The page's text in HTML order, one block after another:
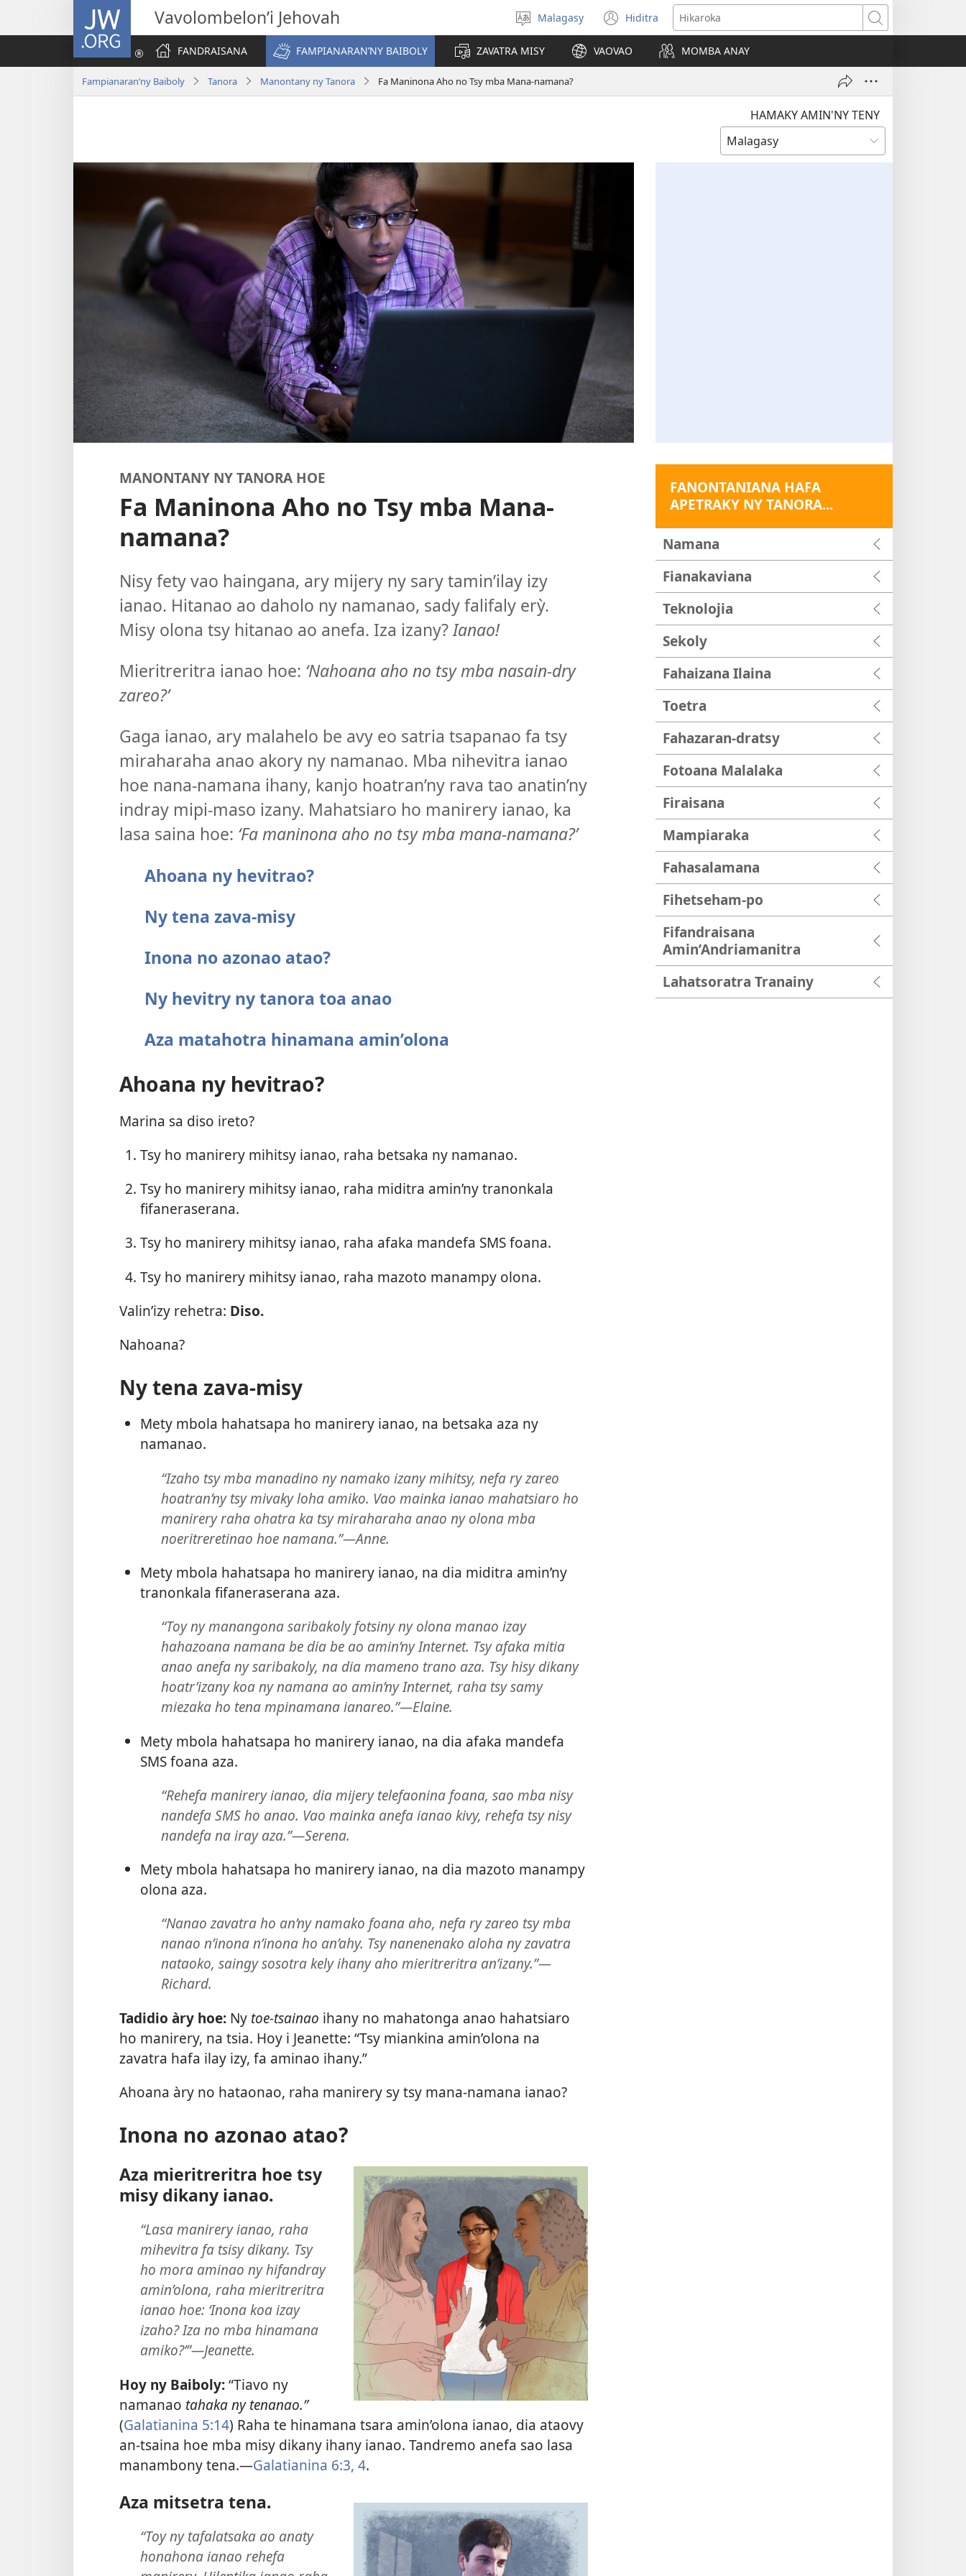
JW.ORG Vavolombelon’i Jehovah
Hifidy
fiteny
Malagasy Hiditra
(manokatra
rohy)
Hikaroka
FANDRAISANA
FAMPIANARAN’NY BAIBOLY ZAVATRA MISY VAOVAO MOMBA ANAY
Fampianaran’ny Baiboly Tanora Manontany ny Tanora Fa Maninona Aho no Tsy mba Mana-namana?
HAMAKY AMIN'NY TENY
MANONTANY NY TANORA HOE
Fa Maninona Aho no Tsy mba Mana-
namana?
Nisy fety vao haingana, ary mijery ny sary tamin’ilay izy
ianao. Hitanao ao daholo ny namanao, sady falifaly erỳ.
Misy olona tsy hitanao ao anefa. Iza izany?Ianao!
Mieritreritra ianao hoe: ‘Nahoana aho no tsy mba nasain-dry
zareo?’
Gaga ianao, ary malahelo be avy eo satria tsapanao fa tsy
miraharaha anao akory ny namanao. Mba nihevitra ianao
hoe nana-namana ihany, kanjo hoatran’ny rava tao anatin’ny
indray mipi-maso izany. Mahatsiaro ho manirery ianao, ka
lasa saina hoe: ‘Fa maninona aho no tsy mba mana-namana?’
Ahoana ny hevitrao?
Ny tena zava-misy
Inona no azonao atao?
Ny hevitry ny tanora toa anao
Aza matahotra hinamana amin’olona
Ahoana ny hevitrao?
Marina sa diso ireto?
Tsy ho manirery mihitsy ianao, raha betsaka ny namanao.
Tsy ho manirery mihitsy ianao, raha miditra amin’ny tranonkala
fifaneraserana.
Tsy ho manirery mihitsy ianao, raha afaka mandefa SMS foana.
Tsy ho manirery mihitsy ianao, raha mazoto manampy olona.
Valin’izy rehetra: Diso.
Nahoana?
Ny tena zava-misy
Mety mbola hahatsapa ho manirery ianao, na betsaka aza ny
namanao.
“Izaho tsy mba manadino ny namako izany mihitsy, nefa ry zareo
hoatran’ny tsy mivaky loha amiko. Vao mainka ianao mahatsiaro ho
manirery raha ohatra ka tsy miraharaha anao ny olona mba
noeritreretinao hoe namana.”—Anne.
Mety mbola hahatsapa ho manirery ianao, na dia miditra amin’ny
tranonkala fifaneraserana aza.
“Toy ny manangona saribakoly fotsiny ny olona manao izay
hahazoana namana be dia be ao amin’ny Internet. Tsy afaka mitia
anao anefa ny saribakoly, na dia mameno trano aza. Tsy hisy dikany
hoatr’izany koa ny namana ao amin’ny Internet, raha tsy samy
miezaka ho tena mpinamana ianareo.”—Elaine.
Mety mbola hahatsapa ho manirery ianao, na dia afaka mandefa
SMS foana aza.
“Rehefa manirery ianao, dia mijery telefaonina foana, sao mba nisy
nandefa SMS ho anao. Vao mainka anefa ianao kivy, rehefa tsy nisy
nandefa na iray aza.”—Serena.
Mety mbola hahatsapa ho manirery ianao, na dia mazoto manampy
olona aza.
“Nanao zavatra ho an’ny namako foana aho, nefa ry zareo tsy mba
nanao n’inona n’inona ho an’ahy. Tsy nanenenako aloha ny zavatra
nataoko, saingy sosotra kely ihany aho mieritreritra an’izany.”—
Richard.
Tadidio àry hoe: Ny toe-tsainao ihany no mahatonga anao hahatsiaro
ho manirery, na tsia. Hoy i Jeanette: “Tsy miankina amin’olona na
zavatra hafa ilay izy, fa aminao ihany.”
Ahoana àry no hataonao, raha manirery sy tsy mana-namana ianao?
Inona no azonao atao?
Aza mieritreritra hoe tsy
misy dikany ianao.
“Lasa manirery ianao, raha
mihevitra fa tsisy dikany. Tsy
ho mora aminao ny hifandray
amin’olona, raha mieritreritra
ianao hoe: ‘Inona koa izay
izaho? Iza no mba hinamana
amiko?’”—Jeanette.
Hoy ny Baiboly:“Tiavo ny
namanao tahaka ny tenanao.”
(Galatianina 5:14) Raha te hinamana tsara amin’olona ianao, dia ataovy
an-tsaina hoe mba misy dikany ihany ianao. Tandremo anefa sao lasa
manambony tena.—Galatianina 6:3, 4.
Aza mitsetra tena.
“Toy ny tafalatsaka ao anaty
honahona ianao rehefa
FANONTANIANA HAFA
APETRAKY NY TANORA...
Namana
Fianakaviana
Teknolojia
Sekoly
Fahaizana Ilaina
Toetra
Fahazaran-dratsy
Fotoana Malalaka
Firaisana
Mampiaraka
Fahasalamana
Fihetseham-po
Fifandraisana
Amin’Andriamanitra
Lahatsoratra Tranainy